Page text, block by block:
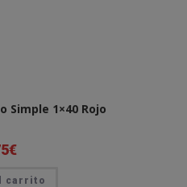
Simple 1×40 Rojo
€
carrito